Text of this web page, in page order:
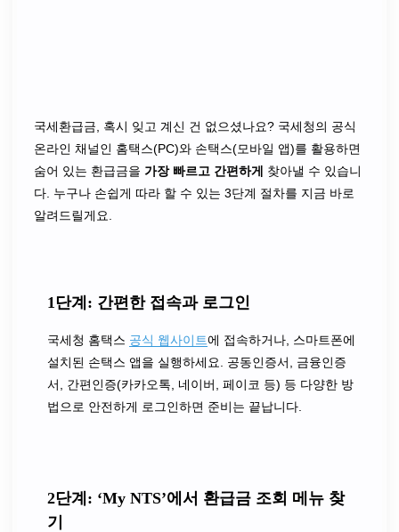
국세환급금, 혹시 잊고 계신 건 없으셨나요? 국세청의 공식
온라인 채널인 홈택스(PC)와 손택스(모바일 앱)를 활용하면
숨어 있는 환급금을가장 빠르고 간편하게 찾아낼 수 있습니
다. 누구나 손쉽게 따라 할 수 있는 3단계 절차를 지금 바로
알려드릴게요.
1단계: 간편한 접속과 로그인
국세청 홈택스 공식 웹사이트에 접속하거나, 스마트폰에
설치된 손택스 앱을 실행하세요. 공동인증서, 금융인증
서, 간편인증(카카오톡, 네이버, 페이코 등) 등 다양한 방
법으로 안전하게 로그인하면 준비는 끝납니다.
2단계: ‘My NTS’에서 환급금 조회 메뉴 찾
기